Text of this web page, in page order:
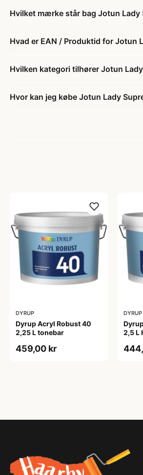
Hvilket mærke står bag Jotun Lady
Hvad er EAN / Produktid for Jotun
Hvilken kategori tilhører Jotun
Hvor kan jeg købe Jotun Lady
DYRUP
Dyrup Acryl Robust 40
2,25 L tonebar
459,00 kr
DYRUP
2,5 L